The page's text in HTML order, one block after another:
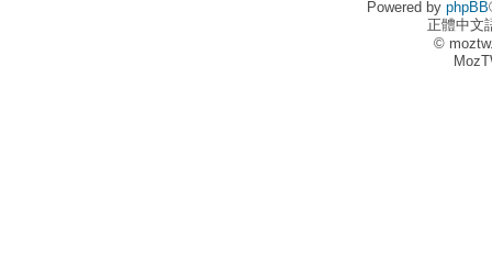
Powered by phpBB
正體中文
©